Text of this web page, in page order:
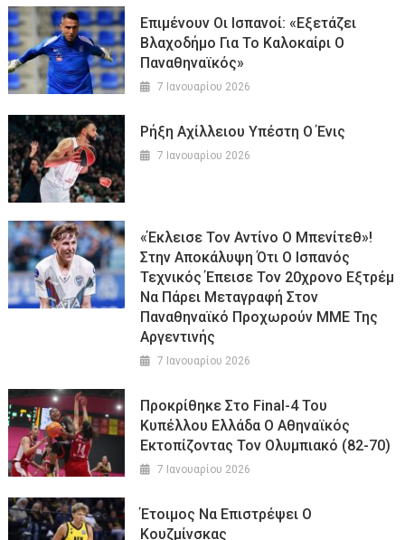
Επιμένουν Οι Ισπανοί: «Εξετάζει
Βλαχοδήμο Για Το Καλοκαίρι Ο
Παναθηναϊκός»
7 Ιανουαρίου 2026
Ρήξη Αχίλλειου Υπέστη Ο Ένις
7 Ιανουαρίου 2026
«Έκλεισε Τον Αντίνο Ο Μπενίτεθ»!
Στην Αποκάλυψη Ότι Ο Ισπανός
Τεχνικός Έπεισε Τον 20χρονο Εξτρέμ
Να Πάρει Μεταγραφή Στον
Παναθηναϊκό Προχωρούν ΜΜΕ Της
Αργεντινής
7 Ιανουαρίου 2026
Προκρίθηκε Στο Final-4 Του
Κυπέλλου Ελλάδα Ο Αθηναϊκός
Εκτοπίζοντας Τον Ολυμπιακό (82-70)
7 Ιανουαρίου 2026
Έτοιμος Να Επιστρέψει Ο
Κουζμίνσκας